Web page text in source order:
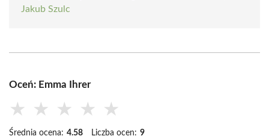
Jakub Szulc
Oceń: Emma Ihrer
★ ★ ★ ★ ★
Średnia ocena: 4.58 Liczba ocen: 9